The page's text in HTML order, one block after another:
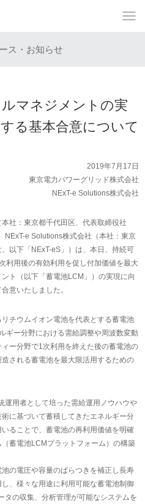
ス・お知らせ
マネジメントの実
る基本合意について
2019年7月17日
東京電力パワーグリッド株式会社
NExT-e Solutions株式会社
社：東京都千代田区、代表取締役社
NExT-e Solutions株式会社（本社：東京
以下「NExT-eS」）は、本日、持続可
利用後の有効利用を促し付加価値を最大
ト（以下「蓄電池LCM」）の実現に向
意いたしました。
チウムイオン電池を代表とする蓄電池
ギー分野における需給調整や周波数変動
ー分野で1次利用を終えた後の蓄電池の
される蓄電池を最大限活用するための
用者として培った需給運用ノウハウや
に基づいて蓄積してきたエネルギー分
ることで、蓄電池の再利用価値を明確
蓄電池LCMプラットフォーム）の構築
の電圧や容量のばらつきを補正し長寿
、様々な用途に利用可能な蓄電池制御
タの収集、分析管理が可能なシステムを